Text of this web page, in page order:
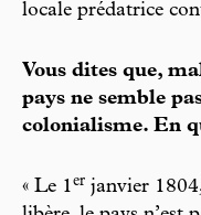
locale prédatrice
Vous dites que,
pays ne semble
colonialisme. En
« Le 1er janvier